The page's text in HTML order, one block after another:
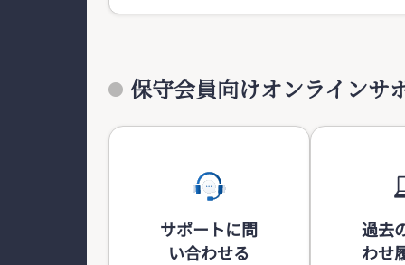
保守会員向けオンラインサ
サポートに問
い合わせる
過去
わせ